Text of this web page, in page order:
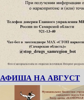
АФИША НА АВГУСТ